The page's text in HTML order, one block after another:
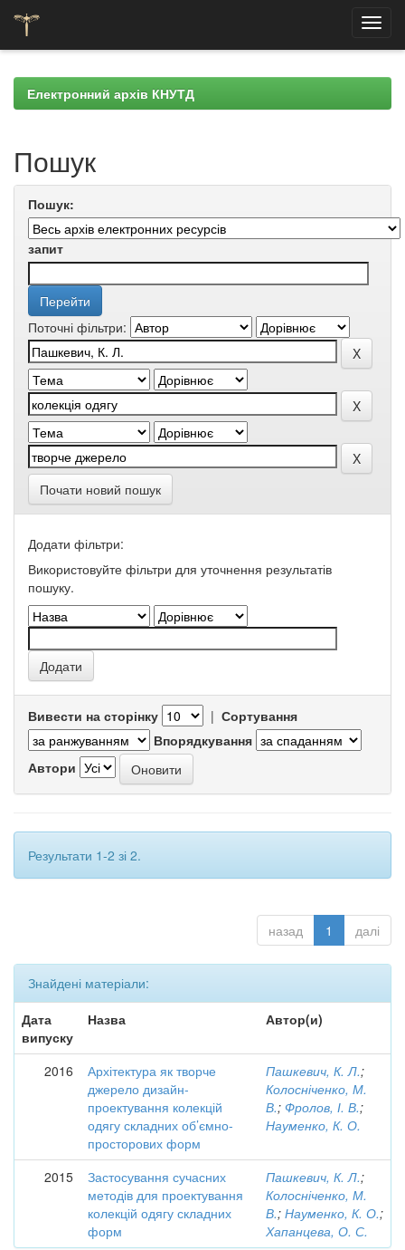
navigationЕлектронний архів КНУТД
Пошук
Пошук:
запит
Поточні фільтри:
Почати новий пошук
Додати фільтри:
Використовуйте фільтри для уточнення результатів
пошуку.
Вивести на сторінку | Сортування
Впорядкування
Автори
Результати 1-2 зі 2.
назад 1 далі
Знайдені матеріали:
Дата
випуску
Назва Автор(и)
2016
Архітектура як творче
джерело дизайн-
проектування колекцій
одягу складних об’ємно-
просторових форм
Пашкевич, К. Л.;
Колосніченко, М.
В.; Фролов, І. В.;
Науменко, К. О.
2015
Застосування сучасних
методів для проектування
колекцій одягу складних
форм
Пашкевич, К. Л.;
Колосніченко, М.
В.; Науменко, К. О.;
Хапанцева, О. С.